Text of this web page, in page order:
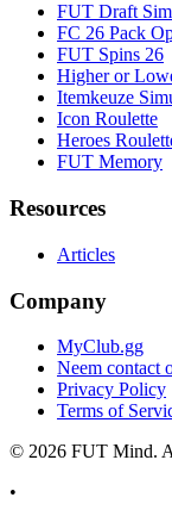
FUT Draft
FC 26 Pack
FUT Spins 26
Higher or
Itemkeuze
Icon Roulette
Heroes
FUT Memory
Resources
Articles
Company
MyClub.gg
Neem contact
Privacy Policy
Terms of
© 2026 FUT Mind.
•